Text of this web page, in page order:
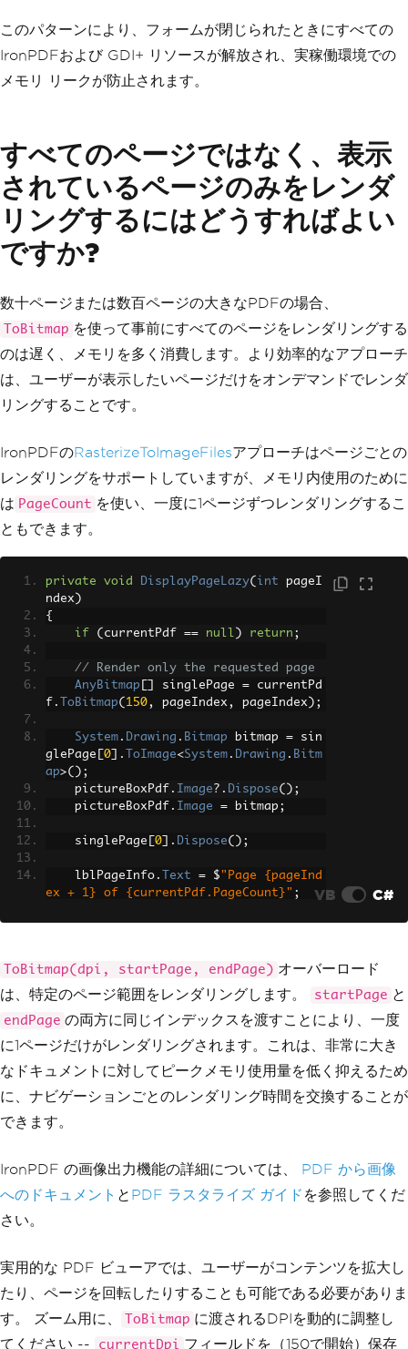
このパターンにより、フォームが閉じられたときにすべての
IronPDFおよび GDI+ リソースが解放され、実稼働環境での
メモリ リークが防止されます。
すべてのページではなく、表示
されているページのみをレンダ
リングするにはどうすればよい
ですか?
数十ページまたは数百ページの大きなPDFの場合、
ToBitmap を使って事前にすべてのページをレンダリングする
のは遅く、メモリを多く消費します。より効率的なアプローチ
は、ユーザーが表示したいページだけをオンデマンドでレンダ
リングすることです。
IronPDFのRasterizeToImageFilesアプローチはページごとの
レンダリングをサポートしていますが、メモリ内使用のために
は PageCount を使い、一度に1ページずつレンダリングするこ
ともできます。
private void DisplayPageLazy( int pageI
ndex )
{
if
( currentPdf == null ) return ;
// Render only the requested page
AnyBitmap
singlePage = currentPd
f . ToBitmap( 150 , pageIndex , pageIndex );
System . Drawing . Bitmap bitmap = sin
glePage
0 ]. ToImage<System . Drawing . Bitm
ap>();
    pictureBoxPdf
. Image?. Dispose();
    pictureBoxPdf
. Image = bitmap ;
    singlePage
0 ]. Dispose();
    lblPageInfo
. Text = $ "Page {pageInd
ex + 1} of {currentPdf.PageCount}" ;
VB C#
ToBitmap(dpi, startPage, endPage) オーバーロード
は、特定のページ範囲をレンダリングします。
startPage と
endPage の両方に同じインデックスを渡すことにより、一度
に1ページだけがレンダリングされます。これは、非常に大き
なドキュメントに対してピークメモリ使用量を低く抑えるため
に、ナビゲーションごとのレンダリング時間を交換することが
できます。
IronPDF の画像出力機能の詳細については、 PDF から画像
へのドキュメント と PDF ラスタライズ ガイド を参照してくだ
さい。
実用的な PDF ビューアでは、ユーザーがコンテンツを拡大し
たり、ページを回転したりすることも可能である必要がありま
す。 ズーム用に、
ToBitmap に渡されるDPIを動的に調整し
てください --
currentDpi フィールドを（150で開始）保存